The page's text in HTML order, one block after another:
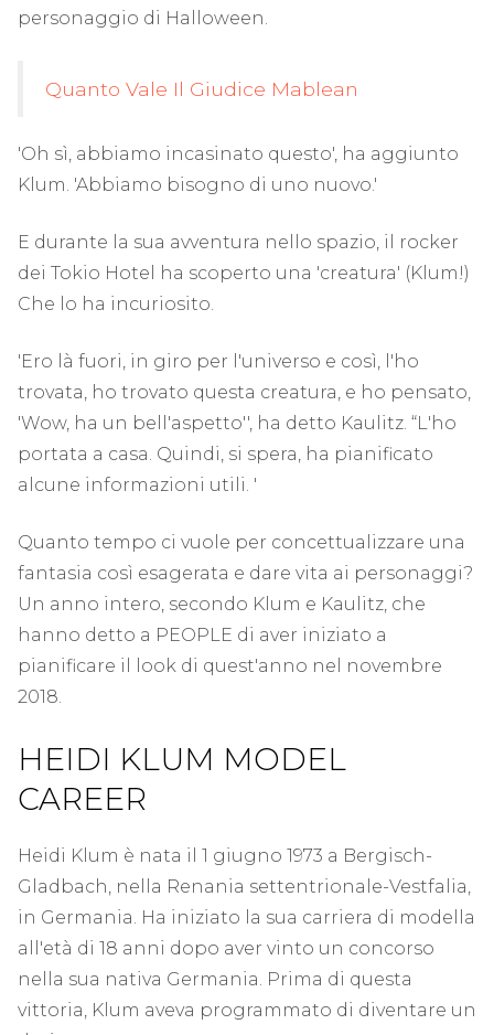
personaggio di Halloween.
Quanto Vale Il Giudice Mablean
'Oh sì, abbiamo incasinato questo', ha aggiunto
Klum. 'Abbiamo bisogno di uno nuovo.'
E durante la sua avventura nello spazio, il rocker
dei Tokio Hotel ha scoperto una 'creatura' (Klum!)
Che lo ha incuriosito.
'Ero là fuori, in giro per l'universo e così, l'ho
trovata, ho trovato questa creatura, e ho pensato,
'Wow, ha un bell'aspetto'', ha detto Kaulitz. “L'ho
portata a casa. Quindi, si spera, ha pianificato
alcune informazioni utili. '
Quanto tempo ci vuole per concettualizzare una
fantasia così esagerata e dare vita ai personaggi?
Un anno intero, secondo Klum e Kaulitz, che
hanno detto a PEOPLE di aver iniziato a
pianificare il look di quest'anno nel novembre
2018.
HEIDI KLUM MODEL
CAREER
Heidi Klum è nata il 1 giugno 1973 a Bergisch-
Gladbach, nella Renania settentrionale-Vestfalia,
in Germania. Ha iniziato la sua carriera di modella
all'età di 18 anni dopo aver vinto un concorso
nella sua nativa Germania. Prima di questa
vittoria, Klum aveva programmato di diventare un